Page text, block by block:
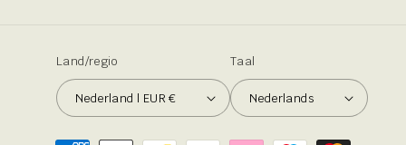
Land/regio
Nederland | EUR €
Taal
Nederlands